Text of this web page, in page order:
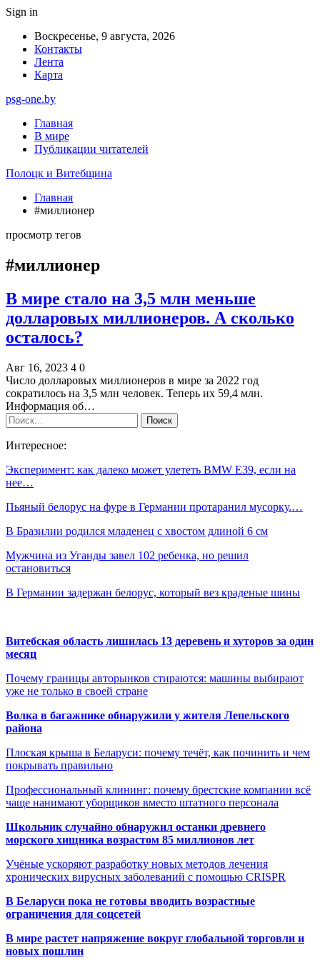
Sign in
Воскресенье, 9 августа, 2026
Контакты
Лента
Карта
psg-one.by
Главная
В мире
Публикации читателей
Полоцк и Витебщина
Главная
#миллионер
просмотр тегов
#миллионер
В мире стало на 3,5 млн меньше
долларовых миллионеров. А сколько
осталось?
Авг 16, 2023 4 0
Число долларовых миллионеров в мире за 2022 год
сократилось на 3,5 млн человек. Теперь их 59,4 млн.
Информация об…
Интересное:
Эксперимент: как далеко может улететь BMW E39, если на
нее…
Пьяный белорус на фуре в Германии протаранил мусорку.…
В Бразилии родился младенец с хвостом длиной 6 см
Мужчина из Уганды завел 102 ребенка, но решил
остановиться
В Германии задержан белорус, который вез краденые шины
Витебская область лишилась 13 деревень и хуторов за один
месяц
Почему границы авторынков стираются: машины выбирают
уже не только в своей стране
Волка в багажнике обнаружили у жителя Лепельского
района
Плоская крыша в Беларуси: почему течёт, как починить и чем
покрывать правильно
Профессиональный клининг: почему брестские компании всё
чаще нанимают уборщиков вместо штатного персонала
Школьник случайно обнаружил останки древнего
морского хищника возрастом 85 миллионов лет
Учёные ускоряют разработку новых методов лечения
хронических вирусных заболеваний с помощью CRISPR
В Беларуси пока не готовы вводить возрастные
ограничения для соцсетей
В мире растет напряжение вокруг глобальной торговли и
новых пошлин